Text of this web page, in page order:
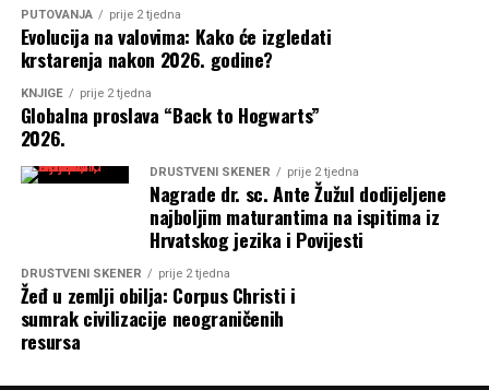
PUTOVANJA prije 2 tjedna
Evolucija na valovima: Kako će izgledati
krstarenja nakon 2026. godine?
KNJIGE prije 2 tjedna
Globalna proslava “Back to Hogwarts”
2026.
DRUŠTVENI SKENER prije 2 tjedna
Nagrade dr. sc. Ante Žužul dodijeljene
najboljim maturantima na ispitima iz
Hrvatskog jezika i Povijesti
DRUŠTVENI SKENER prije 2 tjedna
Žeđ u zemlji obilja: Corpus Christi i
sumrak civilizacije neograničenih
resursa